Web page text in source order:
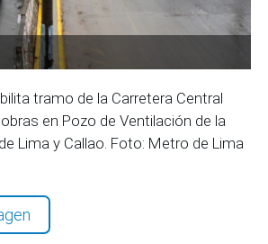
tramo de la Carretera Central
en Pozo de Ventilación de la
Lima y Callao. Foto: Metro de Lima